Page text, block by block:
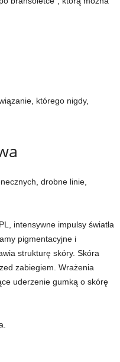
którego nigdy,
drobne linie,
intensywne impulsy światła
pigmentacyjne i
strukturę skóry. Skóra
zabiegiem. Wrażenia
uderzenie gumką o skórę